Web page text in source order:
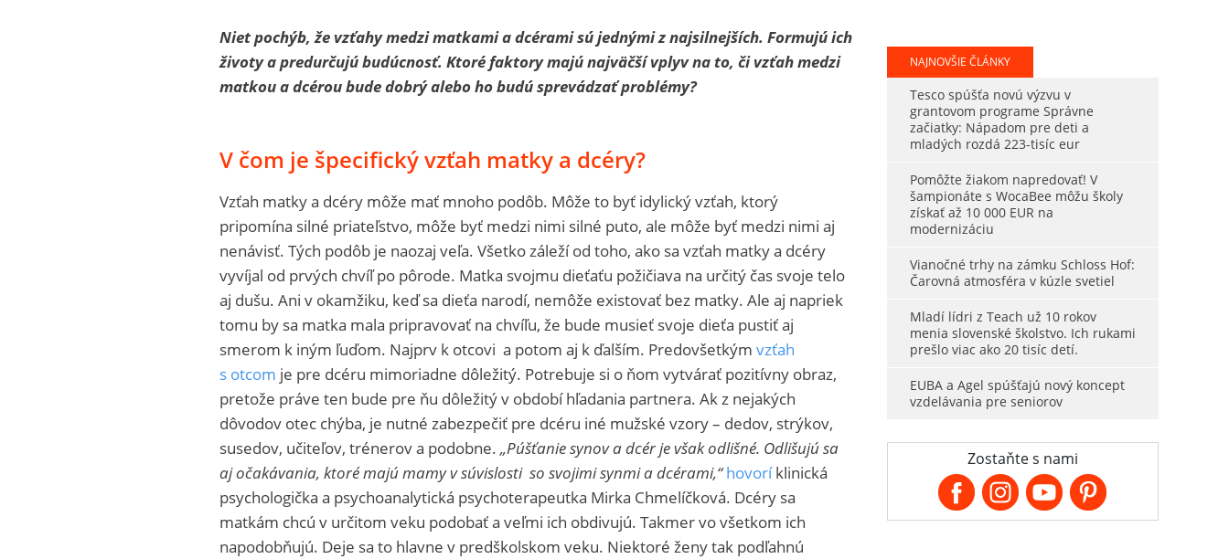
Niet pochýb, že vzťahy medzi matkami a dcérami sú jednými z najsilnejších. Formujú ich
životy a predurčujú budúcnosť. Ktoré faktory majú najväčší vplyv na to, či vzťah medzi
matkou a dcérou bude dobrý alebo ho budú sprevádzať problémy?
V čom je špecifický vzťah matky a dcéry?
Vzťah matky a dcéry môže mať mnoho podôb. Môže to byť idylický vzťah, ktorý
pripomína silné priateľstvo, môže byť medzi nimi silné puto, ale môže byť medzi nimi aj
nenávisť. Tých podôb je naozaj veľa. Všetko záleží od toho, ako sa vzťah matky a dcéry
vyvíjal od prvých chvíľ po pôrode. Matka svojmu dieťaťu požičiava na určitý čas svoje telo
aj dušu. Ani v okamžiku, keď sa dieťa narodí, nemôže existovať bez matky. Ale aj napriek
tomu by sa matka mala pripravovať na chvíľu, že bude musieť svoje dieťa pustiť aj
smerom k iným ľuďom. Najprv k otcovi a potom aj k ďalším. Predovšetkým vzťah
s otcom je pre dcéru mimoriadne dôležitý. Potrebuje si o ňom vytvárať pozitívny obraz,
pretože práve ten bude pre ňu dôležitý v období hľadania partnera. Ak z nejakých
dôvodov otec chýba, je nutné zabezpečiť pre dcéru iné mužské vzory – dedov, strýkov,
susedov, učiteľov, trénerov a podobne. „Púšťanie synov a dcér je však odlišné. Odlišujú sa
aj očakávania, ktoré majú mamy v súvislosti so svojimi synmi a dcérami,“ hovoríklinická
psychologička a psychoanalytická psychoterapeutka Mirka Chmelíčková. Dcéry sa
matkám chcú v určitom veku podobať a veľmi ich obdivujú. Takmer vo všetkom ich
napodobňujú. Deje sa to hlavne v predškolskom veku. Niektoré ženy tak podľahnú
NAJNOVŠIE ČLÁNKY
Tesco spúšťa novú výzvu v
grantovom programe Správne
začiatky: Nápadom pre deti a
mladých rozdá 223-tisíc eur
Pomôžte žiakom napredovať! V
šampionáte s WocaBee môžu školy
získať až 10 000 EUR na
modernizáciu
Vianočné trhy na zámku Schloss Hof:
Čarovná atmosféra v kúzle svetiel
Mladí lídri z Teach už 10 rokov
menia slovenské školstvo. Ich rukami
prešlo viac ako 20 tisíc detí.
EUBA a Agel spúšťajú nový koncept
vzdelávania pre seniorov
Zostaňte s nami